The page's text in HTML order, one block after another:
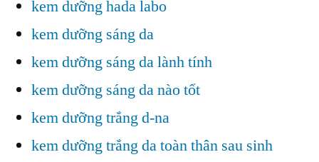
kem dưỡng hada labo
kem dưỡng sáng da
kem dưỡng sáng da lành tính
kem dưỡng sáng da nào tốt
kem dưỡng trắng d-na
kem dưỡng trắng da toàn thân sau sinh